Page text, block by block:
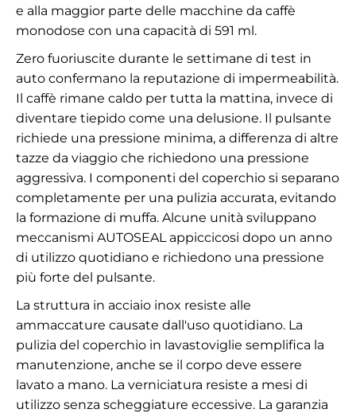
e alla maggior parte delle macchine da caffè
monodose con una capacità di 591 ml.
Zero fuoriuscite durante le settimane di test in
auto confermano la reputazione di impermeabilità.
Il caffè rimane caldo per tutta la mattina, invece di
diventare tiepido come una delusione. Il pulsante
richiede una pressione minima, a differenza di altre
tazze da viaggio che richiedono una pressione
aggressiva. I componenti del coperchio si separano
completamente per una pulizia accurata, evitando
la formazione di muffa. Alcune unità sviluppano
meccanismi AUTOSEAL appiccicosi dopo un anno
di utilizzo quotidiano e richiedono una pressione
più forte del pulsante.
La struttura in acciaio inox resiste alle
ammaccature causate dall'uso quotidiano. La
pulizia del coperchio in lavastoviglie semplifica la
manutenzione, anche se il corpo deve essere
lavato a mano. La verniciatura resiste a mesi di
utilizzo senza scheggiature eccessive. La garanzia